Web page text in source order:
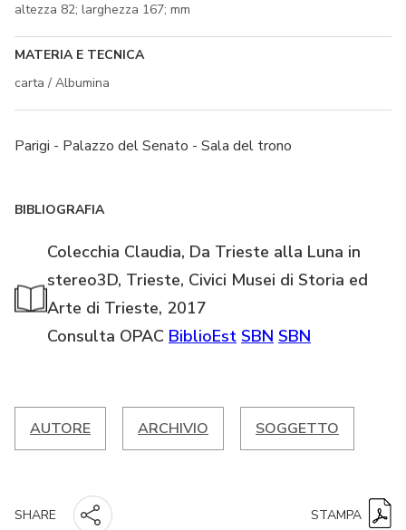
altezza 82; larghezza 167; mm
MATERIA E TECNICA
carta / Albumina
Parigi - Palazzo del Senato - Sala del trono
BIBLIOGRAFIA
Colecchia Claudia, Da Trieste alla Luna in
stereo3D, Trieste, Civici Musei di Storia ed
Arte di Trieste, 2017
Consulta OPAC BiblioEst SBN SBN
AUTORE ARCHIVIO SOGGETTO
SHARE STAMPA